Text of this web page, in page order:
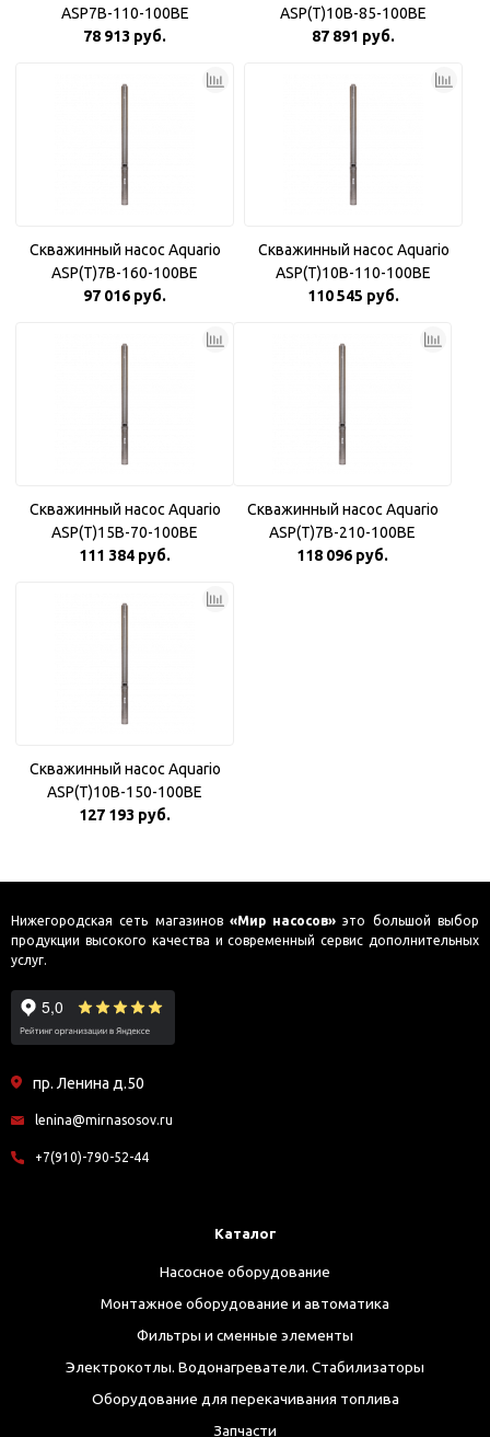
ASP7B-110-100BE
78 913 руб.
ASP(T)10B-85-100BE
87 891 руб.
Скважинный насос Aquario
ASP(T)7B-160-100BE
97 016 руб.
Скважинный насос Aquario
ASP(T)10B-110-100BE
110 545 руб.
Скважинный насос Aquario
ASP(T)15B-70-100BE
111 384 руб.
Скважинный насос Aquario
ASP(T)7B-210-100BE
118 096 руб.
Скважинный насос Aquario
ASP(T)10B-150-100BE
127 193 руб.
Нижегородская сеть магазинов «Мир насосов» это большой выбор
продукции высокого качества и современный сервис дополнительных
услуг.
пр. Ленина д.50
lenina@mirnasosov.ru
+7(910)-790-52-44
Каталог
Насосное оборудование
Монтажное оборудование и автоматика
Фильтры и сменные элементы
Электрокотлы. Водонагреватели. Стабилизаторы
Оборудование для перекачивания топлива
Запчасти